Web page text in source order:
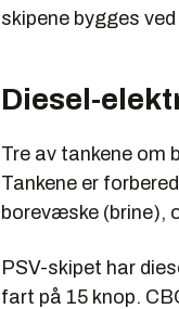
skipene bygges
Diesel-
Tre av tankene om
Tankene er
borevæske (brine),
PSV-skipet har
fart på 15 knop.